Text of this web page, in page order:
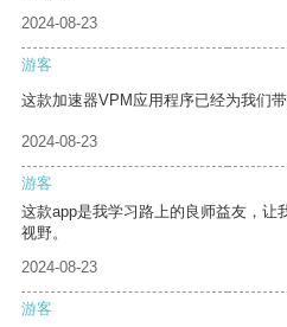
2024-08-23
游客
这款加速器VPM应用程序已经为我们
2024-08-23
游客
这款app是我学习路上的良师益友，让
视野。
2024-08-23
游客